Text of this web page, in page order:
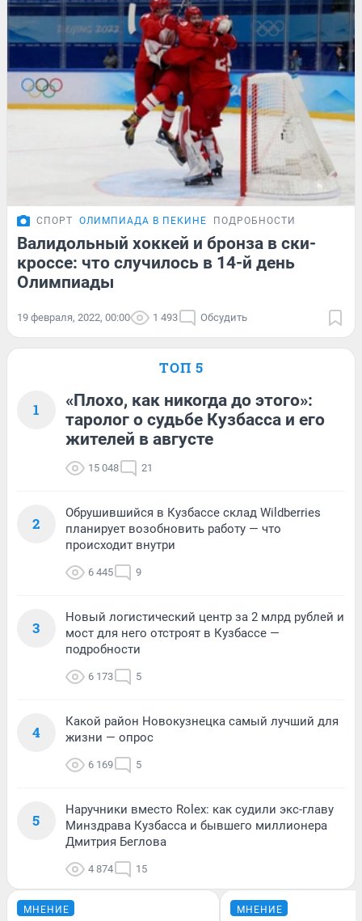
СПОРТ ОЛИМПИАДА В ПЕКИНЕ ПОДРОБНОСТИ
Валидольный хоккей и бронза в ски-
кроссе: что случилось в 14-й день
Олимпиады
19 февраля, 2022, 00:00 1 493 Обсудить
ТОП 5
1
«Плохо, как никогда до этого»:
таролог о судьбе Кузбасса и его
жителей в августе
15 048 21
2
Обрушившийся в Кузбассе склад Wildberries
планирует возобновить работу — что
происходит внутри
6 445 9
3
Новый логистический центр за 2 млрд рублей и
мост для него отстроят в Кузбассе —
подробности
6 173 5
4
Какой район Новокузнецка самый лучший для
жизни — опрос
6 169 5
5
Наручники вместо Rolex: как судили экс-главу
Минздрава Кузбасса и бывшего миллионера
Дмитрия Беглова
4 874 15
МНЕНИЕ МНЕНИЕ